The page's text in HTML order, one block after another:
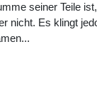
seiner Teile
nicht. Es klingt
...